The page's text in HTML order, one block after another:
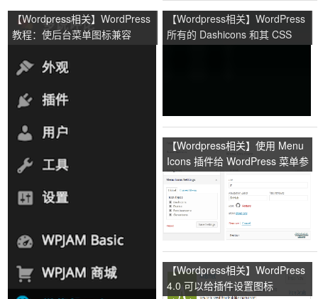
【Wordpress相关】WordPress
教程：使后台菜单图标兼容
【Wordpress相关】WordPress
所有的 Dashicons 和其 CSS
【Wordpress相关】使用 Menu
Icons 插件给 WordPress 菜单参
加图标
【Wordpress相关】WordPress
4.0 可以给插件设置图标